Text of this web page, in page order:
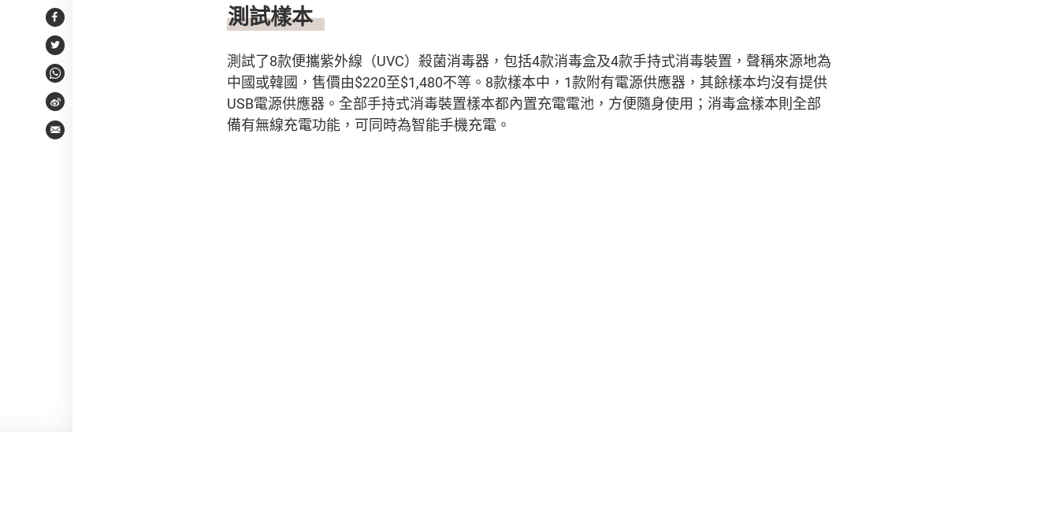
Facebook
Twitter
WhatsApp
Weibo
Email
測試樣本
測試了8款便攜紫外線（UVC）殺菌消毒器，包括4款消毒盒及4款手持式消毒裝置，聲稱來源地為
中國或韓國，售價由$220至$1,480不等。8款樣本中，1款附有電源供應器，其餘樣本均沒有提供
USB電源供應器。全部手持式消毒裝置樣本都內置充電電池，方便隨身使用；消毒盒樣本則全部
備有無線充電功能，可同時為智能手機充電。